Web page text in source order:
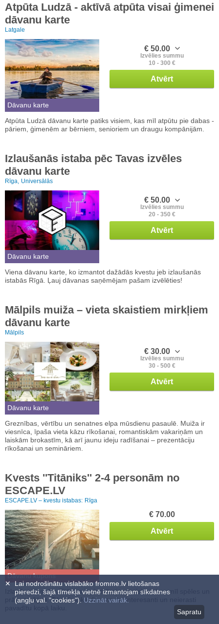
Atpūta Ludzā - aktīvā atpūta visai ģimenei
dāvanu karte
Latgale
Dāvanu karte
€ 50.00
Izvēlies summu
10 - 300 €
Atvērt
Atpūta Ludzā dāvanu karte patiks visiem, kas mīl atpūtu pie dabas -
pāriem, ģimenēm ar bērniem, senioriem un draugu kompānijām.
Izlaušanās istaba pēc Tavas izvēles
dāvanu karte
Rīga, Universālās
Dāvanu karte
€ 50.00
Izvēlies summu
20 - 350 €
Atvērt
Viena dāvanu karte, ko izmantot dažādās kvestu jeb izlaušanās
istabās Rīgā. Ļauj dāvanas saņēmējam pašam izvēlēties!
Mālpils muiža – vieta skaistiem mirkļiem
dāvanu karte
Mālpils
Dāvanu karte
€ 30.00
Izvēlies summu
30 - 500 €
Atvērt
Greznības, vērtību un senatnes elpa mūsdienu pasaulē. Muiža ir
viesnīca, īpaša vieta kāzu rīkošanai, romantiskām vakariņām un
laiskām brokastīm, kā arī jaunu ideju radīšanai – prezentāciju
rīkošanai un semināriem.
Kvests ''Titāniks'' 2-4 personām no
ESCAPE.LV
ESCAPE.LV – kvestu istabas: Rīga
Dāvanu kupons
€ 70.00
Atvērt
Izlaušanās spēle Titāniks ir piedzīvojums visiem, kas mīl spēles un
prāta mežģus. Tā ir lieliska dāvana, lai interesanti un neierasti
Lai nodrošinātu vislabāko fromme.lv lietošanas
pieredzi, šajā tīmekļa vietnē izmantojam sīkdatnes
(angļu val. "cookies"). Uzzināt vairāk.
Sapratu
✕